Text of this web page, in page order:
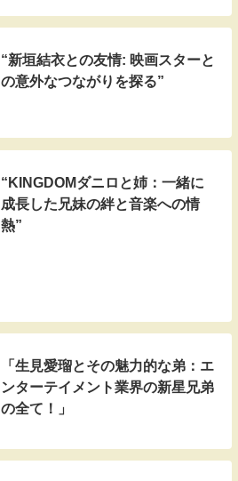
“新垣結衣との友情: 映画スターと
の意外なつながりを探る”
“KINGDOMダニロと姉：一緒に
成長した兄妹の絆と音楽への情
熱”
「生見愛瑠とその魅力的な弟：エ
ンターテイメント業界の新星兄弟
の全て！」